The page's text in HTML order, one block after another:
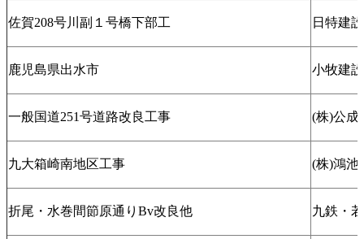
佐賀208号川副１号橋下部工 日特建
鹿児島県出水市 小牧建
一般国道251号道路改良工事 (株)公成
九大箱崎南地区工事 (株)鴻池
折尾・水巻間節原通りBv改良他 九鉄・